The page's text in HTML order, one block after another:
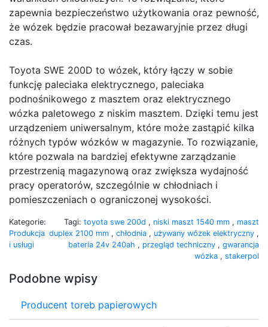
zapewnia bezpieczeństwo użytkowania oraz pewność,
że wózek będzie pracował bezawaryjnie przez długi
czas.
Toyota SWE 200D to wózek, który łączy w sobie
funkcję paleciaka elektrycznego, paleciaka
podnośnikowego z masztem oraz elektrycznego
wózka paletowego z niskim masztem. Dzięki temu jest
urządzeniem uniwersalnym, które może zastąpić kilka
różnych typów wózków w magazynie. To rozwiązanie,
które pozwala na bardziej efektywne zarządzanie
przestrzenią magazynową oraz zwiększa wydajność
pracy operatorów, szczególnie w chłodniach i
pomieszczeniach o ograniczonej wysokości.
Kategorie:
Produkcja
i usługi
Tagi: toyota swe 200d , niski maszt 1540 mm , maszt
duplex 2100 mm , chłodnia , używany wózek elektryczny ,
bateria 24v 240ah , przegląd techniczny , gwarancja
wózka , stakerpol
Podobne wpisy
Producent toreb papierowych